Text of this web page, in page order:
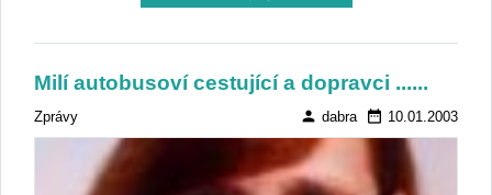
Milí autobusoví cestující a dopravci ......
Zprávy person dabra date_range 10.01.2003